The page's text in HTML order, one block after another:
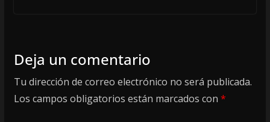
Deja un comentario
Tu dirección de correo electrónico no será publicada.
Los campos obligatorios están marcados con *